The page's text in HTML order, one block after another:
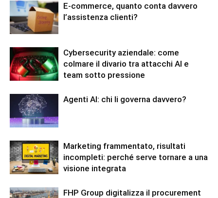
E-commerce, quanto conta davvero
l’assistenza clienti?
Cybersecurity aziendale: come
colmare il divario tra attacchi AI e
team sotto pressione
Agenti AI: chi li governa davvero?
Marketing frammentato, risultati
incompleti: perché serve tornare a una
visione integrata
FHP Group digitalizza il procurement